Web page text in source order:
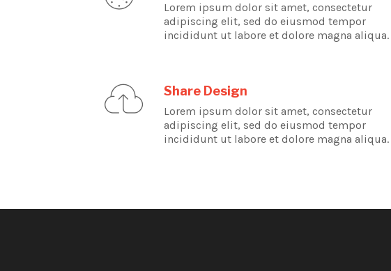
Lorem ipsum dolor sit amet, consectetur
adipiscing elit, sed do eiusmod tempor
incididunt ut labore et dolore magna aliqua.
Share Design
Lorem ipsum dolor sit amet, consectetur
adipiscing elit, sed do eiusmod tempor
incididunt ut labore et dolore magna aliqua.